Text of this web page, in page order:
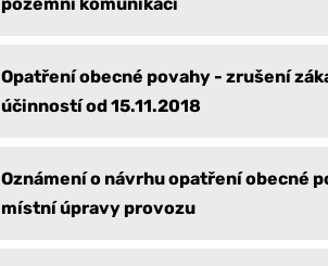
Opatření obecné povahy - zrušení
účinností od 15.11.2018
Oznámení o návrhu opatření obecné
místní úpravy provozu